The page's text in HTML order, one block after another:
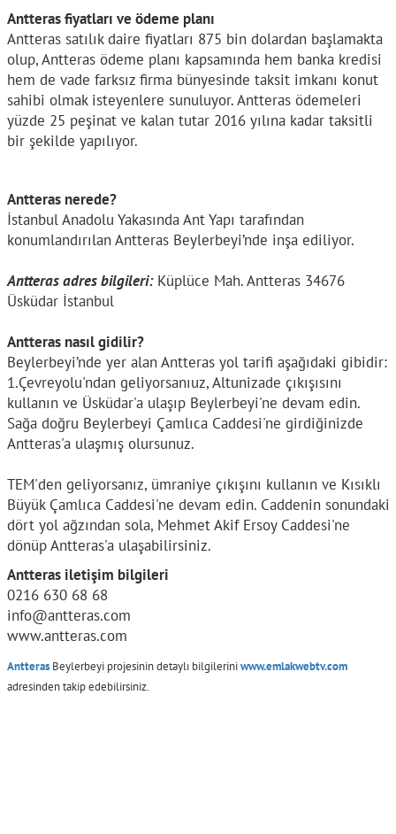
Antteras fiyatları ve ödeme planı
Antteras satılık daire fiyatları 875 bin dolardan başlamakta
olup, Antteras ödeme planı kapsamında hem banka kredisi
hem de vade farksız firma bünyesinde taksit imkanı konut
sahibi olmak isteyenlere sunuluyor. Antteras ödemeleri
yüzde 25 peşinat ve kalan tutar 2016 yılına kadar taksitli
bir şekilde yapılıyor.
Antteras nerede?
İstanbul Anadolu Yakasında Ant Yapı tarafından
konumlandırılan Antteras Beylerbeyi’nde inşa ediliyor.
Antteras adres bilgileri:Küplüce Mah. Antteras 34676
Üsküdar İstanbul
Antteras nasıl gidilir?
Beylerbeyi’nde yer alan Antteras yol tarifi aşağıdaki gibidir:
1.Çevreyolu'ndan geliyorsanıuz, Altunizade çıkışısını
kullanın ve Üsküdar'a ulaşıp Beylerbeyi'ne devam edin.
Sağa doğru Beylerbeyi Çamlıca Caddesi'ne girdiğinizde
Antteras'a ulaşmış olursunuz.
TEM'den geliyorsanız, ümraniye çıkışını kullanın ve Kısıklı
Büyük Çamlıca Caddesi'ne devam edin. Caddenin sonundaki
dört yol ağzından sola, Mehmet Akif Ersoy Caddesi'ne
dönüp Antteras'a ulaşabilirsiniz.
Antteras iletişim bilgileri
0216 630 68 68
info@antteras.com
www.antteras.com
Antteras Beylerbeyi projesinin detaylı bilgileriniwww.emlakwebtv.com
adresinden takip edebilirsiniz.